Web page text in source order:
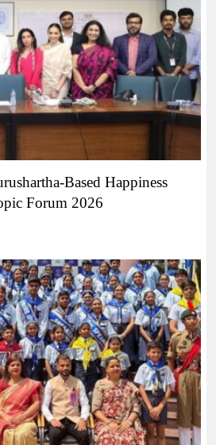
Based Happiness
Forum 2026